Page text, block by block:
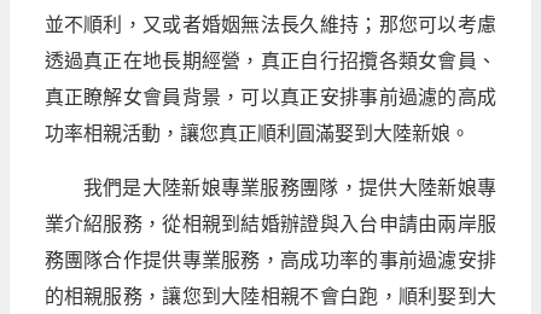
並不順利，又或者婚姻無法長久維持；那您可以考慮
透過真正在地長期經營，真正自行招攬各類女會員、
真正瞭解女會員背景，可以真正安排事前過濾的高成
功率相親活動，讓您真正順利圓滿娶到大陸新娘。
我們是大陸新娘專業服務團隊，提供大陸新娘專
業介紹服務，從相親到結婚辦證與入台申請由兩岸服
務團隊合作提供專業服務，高成功率的事前過濾安排
的相親服務，讓您到大陸相親不會白跑，順利娶到大